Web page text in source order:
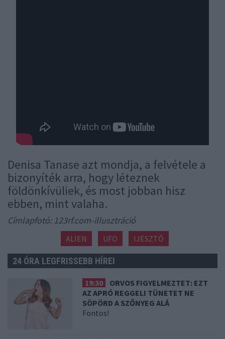
Denisa Tanase azt mondja, a felvétele a
bizonyíték arra, hogy léteznek
földönkívüliek, és most jobban hisz
ebben, mint valaha.
Címlapfotó: 123rf.com-illusztráció
ALIEN UFO IJESZTŐ
24 ÓRA LEGFRISSEBB HÍREI
19:30
ORVOS FIGYELMEZTET: EZT
AZ APRÓ REGGELI TÜNETET NE
SÖPÖRD A SZŐNYEG ALÁ
Fontos!